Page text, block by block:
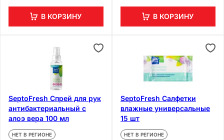
В КОРЗИНУ В КОРЗИНУ
SeptoFresh Спрей для рук
антибактериальный с
алоэ вера 100 мл
НЕТ В РЕГИОНЕ
SeptoFresh Салфетки
влажные универсальные
15 шт
НЕТ В РЕГИОНЕ